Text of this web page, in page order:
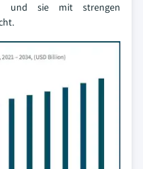
und sie mit strengen